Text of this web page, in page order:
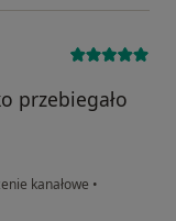
przebiegało
kanałowe •